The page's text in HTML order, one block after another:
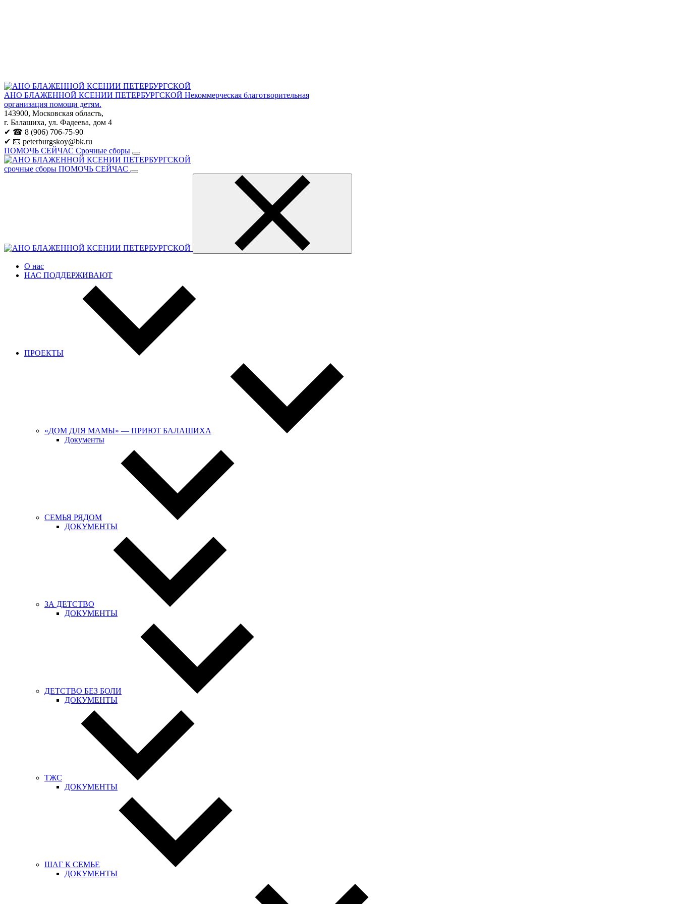
АНО БЛАЖЕННОЙ КСЕНИИ ПЕТЕРБУРГСКОЙ Некоммерческая благотворительная
организация помощи детям.
143900, Московская область,
г. Балашиха, ул. Фадеева, дом 4
✔ ☎ 8 (906) 706-75-90
✔ 📧 peterburgskoy@bk.ru
ПОМОЧЬ СЕЙЧАС Срочные сборы
срочные сборы ПОМОЧЬ СЕЙЧАС
О нас
НАС ПОДДЕРЖИВАЮТ
ПРОЕКТЫ
«ДОМ ДЛЯ МАМЫ» — ПРИЮТ БАЛАШИХА
Документы
СЕМЬЯ РЯДОМ
ДОКУМЕНТЫ
ЗА ДЕТСТВО
ДОКУМЕНТЫ
ДЕТСТВО БЕЗ БОЛИ
ДОКУМЕНТЫ
ТЖС
ДОКУМЕНТЫ
ШАГ К СЕМЬЕ
ДОКУМЕНТЫ